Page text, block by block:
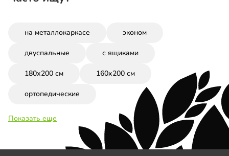
на металлокаркасе эконом
двуспальные с ящиками
180х200 см 160х200 см
ортопедические
Показать еще